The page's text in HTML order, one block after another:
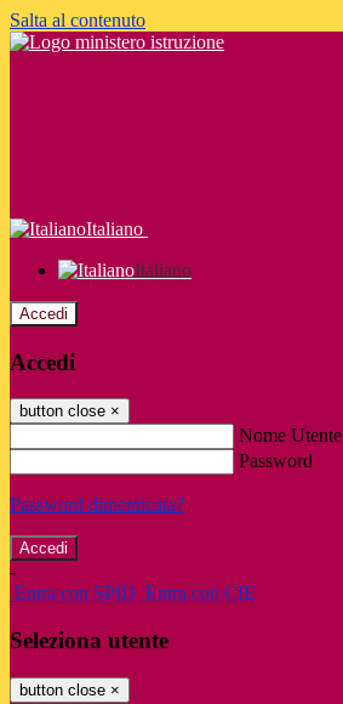
Salta al contenuto
Italiano
Italiano
Accedi
Accedi
button close ×
Nome Utente
Password
Password dimenticata?
-
Entra con SPID Entra con CIE
Seleziona utente
button close ×